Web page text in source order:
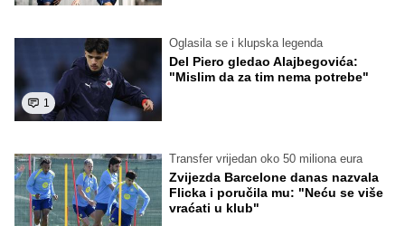
1
Oglasila se i klupska legenda
Del Piero gledao Alajbegovića:
"Mislim da za tim nema potrebe"
Transfer vrijedan oko 50 miliona eura
Zvijezda Barcelone danas nazvala
Flicka i poručila mu: "Neću se više
vraćati u klub"